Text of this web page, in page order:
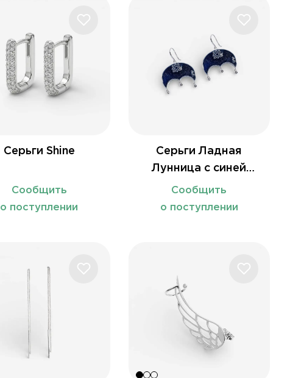
Серьги Shine
Сообщить
о поступлении
Серьги Ладная
Лунница с синей
эмалью
Сообщить
о поступлении